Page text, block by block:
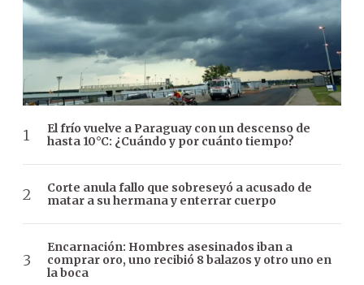
El frío vuelve a Paraguay con un descenso de
hasta 10°C: ¿Cuándo y por cuánto tiempo?
Corte anula fallo que sobreseyó a acusado de
matar a su hermana y enterrar cuerpo
Encarnación: Hombres asesinados iban a
comprar oro, uno recibió 8 balazos y otro uno en
la boca